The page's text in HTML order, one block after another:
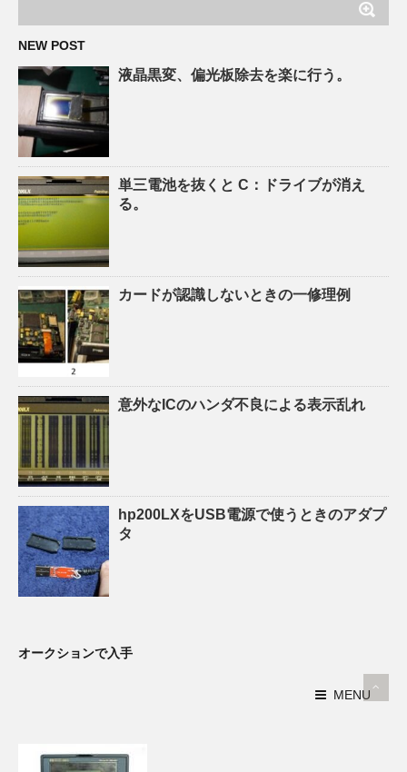
NEW POST
液晶黒変、偏光板除去を楽に行う。
単三電池を抜くと C：ドライブが消え
る。
カードが認識しないときの一修理例
意外なICのハンダ不良による表示乱れ
hp200LXをUSB電源で使うときのアダプ
タ
オークションで入手